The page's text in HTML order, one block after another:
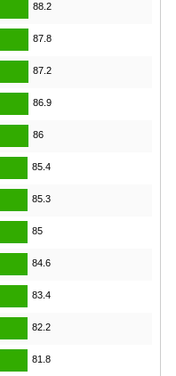
88.2
87.8
87.2
86.9
86
85.4
85.3
85
84.6
83.4
82.2
81.8